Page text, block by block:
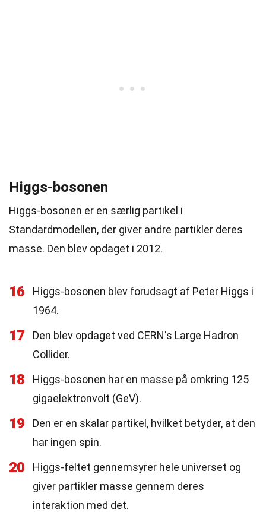
Higgs-bosonen
Higgs-bosonen er en særlig partikel i
Standardmodellen, der giver andre partikler deres
masse. Den blev opdaget i 2012.
16
Higgs-bosonen blev forudsagt af Peter Higgs i
1964.
17
Den blev opdaget ved CERN's Large Hadron
Collider.
18
Higgs-bosonen har en masse på omkring 125
gigaelektronvolt (GeV).
19
Den er en skalar partikel, hvilket betyder, at den
har ingen spin.
20
Higgs-feltet gennemsyrer hele universet og
giver partikler masse gennem deres
interaktion med det.